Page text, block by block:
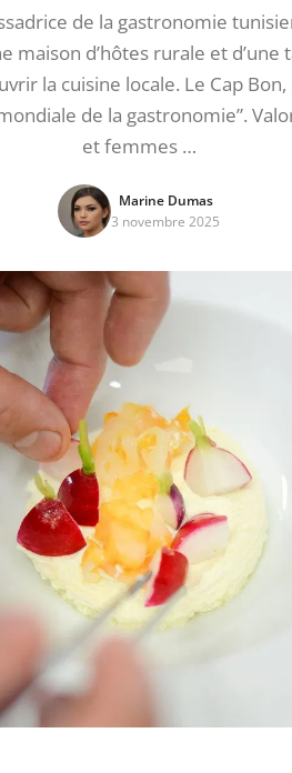
de la gastronomie
maison d’hôtes rurale et d’une
la cuisine locale. Le Cap
de la gastronomie”.
et femmes …
Marine Dumas
3 novembre 2025